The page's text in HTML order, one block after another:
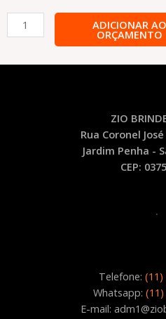
Sacola/Bolsa
Transparente
-
ADICIONAR AO
ORÇAMENTO
ZIO
Rua Coronel
Jardim Penha -
CEP:
.
Telefone: (11)
Whatsapp:
E-mail: